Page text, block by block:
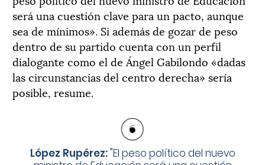
será una cuestión clave para un pacto, aunque
sea de mínimos». Si además de gozar de peso
dentro de su partido cuenta con un perfil
dialogante como el de Ángel Gabilondo «dadas
las circunstancias del centro derecha» sería
posible, resume.
López Rupérez:"El peso político del nuevo